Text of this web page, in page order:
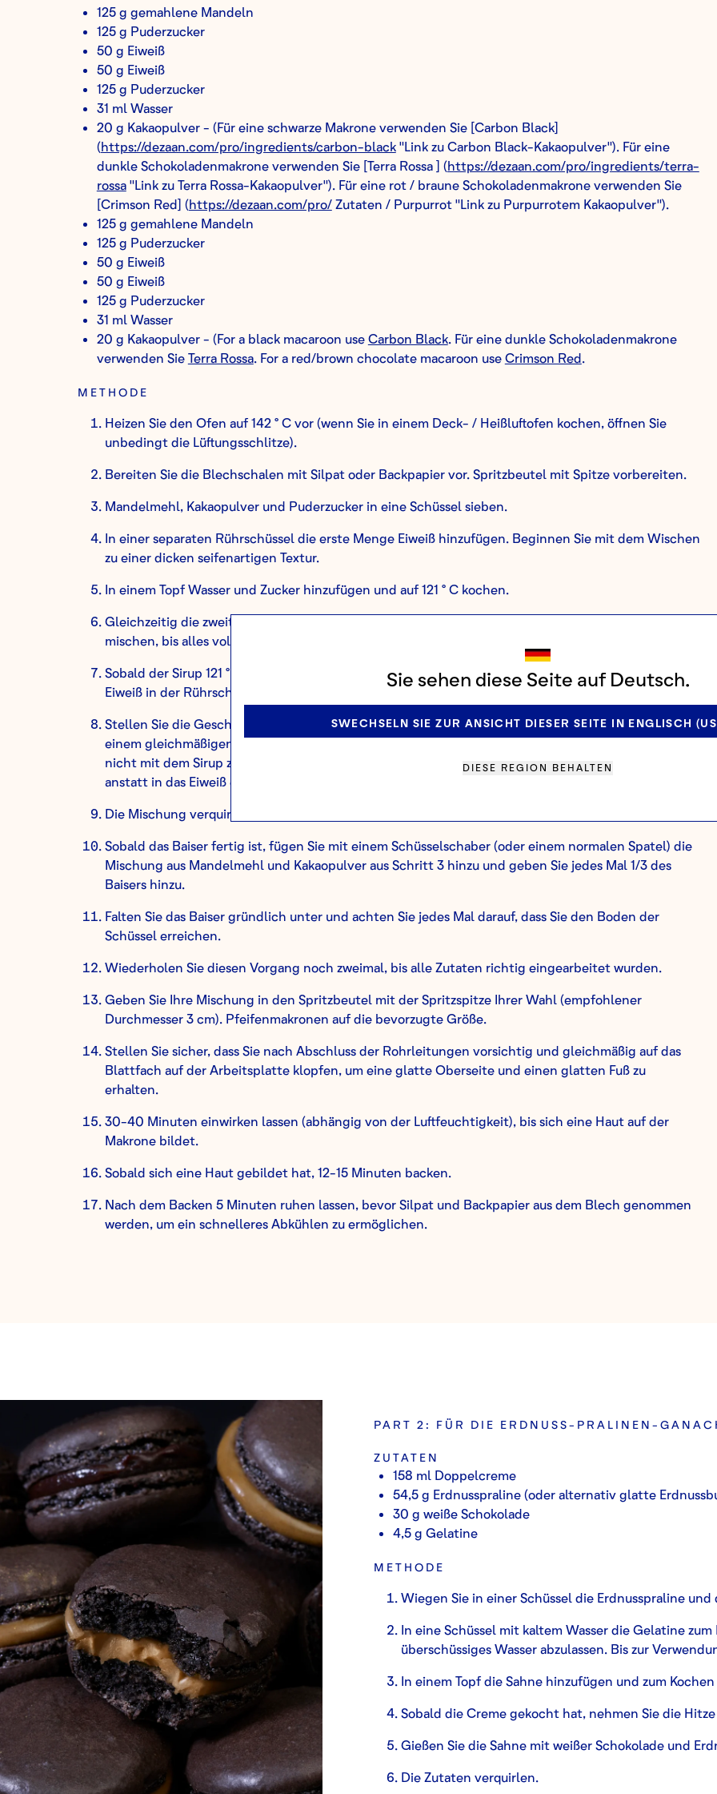
Sie sehen diese Seite auf Deutsch.
SWECHSELN SIE ZUR ANSICHT DIESER SEITE IN ENGLISCH
DIESE REGION BEHALTEN
125 g gemahlene Mandeln
125 g Puderzucker
50 g Eiweiß
50 g Eiweiß
125 g Puderzucker
31 ml Wasser
20 g Kakaopulver - (Für eine schwarze Makrone verwenden Sie [Carbon Black]
(https://dezaan.com/pro/ingredients/carbon-black"Link zu Carbon Black-Kakaopulver"). Für eine
dunkle Schokoladenmakrone verwenden Sie [Terra Rossa ] (https://dezaan.com/pro/ingredients/terra-
rossa"Link zu Terra Rossa-Kakaopulver"). Für eine rot / braune Schokoladenmakrone verwenden Sie
[Crimson Red] (https://dezaan.com/pro/Zutaten / Purpurrot "Link zu Purpurrotem Kakaopulver").
125 g gemahlene Mandeln
125 g Puderzucker
50 g Eiweiß
50 g Eiweiß
125 g Puderzucker
31 ml Wasser
20 g Kakaopulver - (For a black macaroon use Carbon Black. Für eine dunkle Schokoladenmakrone
verwenden Sie Terra Rossa. For a red/brown chocolate macaroon use Crimson Red.
METHODE
Heizen Sie den Ofen auf 142 ° C vor (wenn Sie in einem Deck- / Heißluftofen kochen, öffnen Sie
unbedingt die Lüftungsschlitze).
Bereiten Sie die Blechschalen mit Silpat oder Backpapier vor. Spritzbeutel mit Spitze vorbereiten.
Mandelmehl, Kakaopulver und Puderzucker in eine Schüssel sieben.
In einer separaten Rührschüssel die erste Menge Eiweiß hinzufügen. Beginnen Sie mit dem Wischen
zu einer dicken seifenartigen Textur.
In einem Topf Wasser und Zucker hinzufügen und auf 121 ° C kochen.
Gleichzeitig die zweite Menge Eiweiß mit den trockenen Zutaten in die Schüssel geben. Gründlich
mischen, bis alles vollständig eingearbeitet ist. Bis zur Verwendung beiseite stellen.
Sobald der Sirup 121 ° C erreicht hat, vom Herd nehmen und vorbereiten, um das geschlagene
Eiweiß in der Rührschüssel hinzuzufügen.
Stellen Sie die Geschwindigkeit der Rührschüssel auf 4 (mittel / niedrig) und geben Sie den Sirup in
einem gleichmäßigen Strom in die Rührschüssel. Hinweis: Achten Sie darauf, den Schneebesen
nicht mit dem Sirup zu berühren, da sonst der gesamte Sirup an der Seite der Schüssel haften bleibt,
anstatt in das Eiweiß eingearbeitet zu werden.
Die Mischung verquirlen, bis mittel / harte Spitzen und glänzend sind.
Sobald das Baiser fertig ist, fügen Sie mit einem Schüsselschaber (oder einem normalen Spatel) die
Mischung aus Mandelmehl und Kakaopulver aus Schritt 3 hinzu und geben Sie jedes Mal 1/3 des
Baisers hinzu.
Falten Sie das Baiser gründlich unter und achten Sie jedes Mal darauf, dass Sie den Boden der
Schüssel erreichen.
Wiederholen Sie diesen Vorgang noch zweimal, bis alle Zutaten richtig eingearbeitet wurden.
Geben Sie Ihre Mischung in den Spritzbeutel mit der Spritzspitze Ihrer Wahl (empfohlener
Durchmesser 3 cm). Pfeifenmakronen auf die bevorzugte Größe.
Stellen Sie sicher, dass Sie nach Abschluss der Rohrleitungen vorsichtig und gleichmäßig auf das
Blattfach auf der Arbeitsplatte klopfen, um eine glatte Oberseite und einen glatten Fuß zu
erhalten.
30-40 Minuten einwirken lassen (abhängig von der Luftfeuchtigkeit), bis sich eine Haut auf der
Makrone bildet.
Sobald sich eine Haut gebildet hat, 12-15 Minuten backen.
Nach dem Backen 5 Minuten ruhen lassen, bevor Silpat und Backpapier aus dem Blech genommen
werden, um ein schnelleres Abkühlen zu ermöglichen.
PART 2: FÜR DIE ERDNUSS-PRALINEN-
ZUTATEN
158 ml Doppelcreme
54,5 g Erdnusspraline (oder alternativ glatte
30 g weiße Schokolade
4,5 g Gelatine
METHODE
Wiegen Sie in einer Schüssel die Erdnusspraline und
In eine Schüssel mit kaltem Wasser die Gelatine
überschüssiges Wasser abzulassen. Bis zur
In einem Topf die Sahne hinzufügen und zum
Sobald die Creme gekocht hat, nehmen Sie die
Gießen Sie die Sahne mit weißer Schokolade und
Die Zutaten verquirlen.